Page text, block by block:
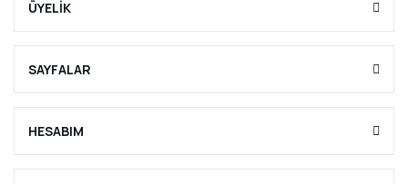
ÜYELİK
SAYFALAR
HESABIM